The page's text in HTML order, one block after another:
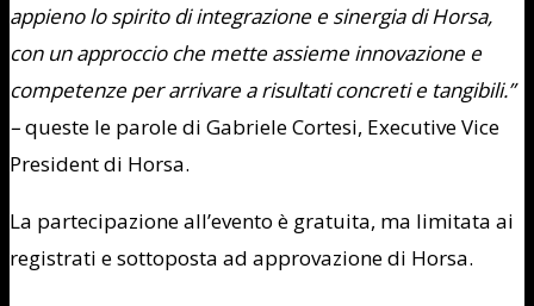
appieno lo spirito di integrazione e sinergia di Horsa,
con un approccio che mette assieme innovazione e
competenze per arrivare a risultati concreti e tangibili.”
–queste le parole di Gabriele Cortesi, Executive Vice
President di Horsa.
La partecipazione all’evento è gratuita, ma limitata ai
registrati e sottoposta ad approvazione di Horsa.